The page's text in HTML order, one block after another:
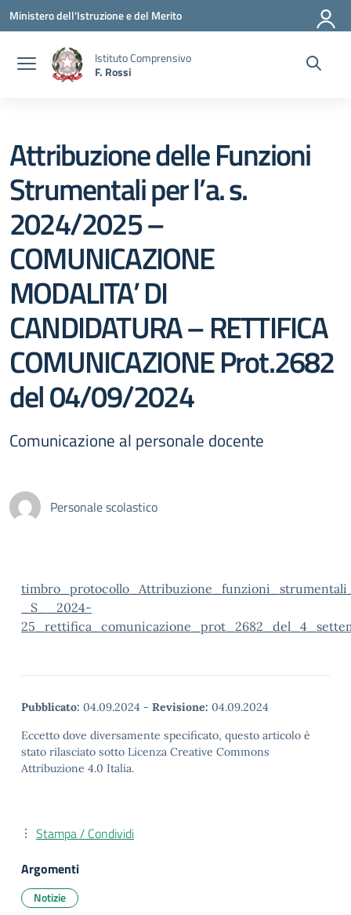
Vai ai contenuti
Vai al menu di navigazione
Vai al footer
Ministero dell'Istruzione e del Merito
Istituto Comprensivo
F. Rossi
Attribuzione delle Funzioni
Strumentali per l’a. s.
2024/2025 –
COMUNICAZIONE
MODALITA’ DI
CANDIDATURA – RETTIFICA
COMUNICAZIONE Prot.2682
del 04/09/2024
Comunicazione al personale docente
Personale scolastico
_S__2024-
Pubblicato: 04.09.2024 - Revisione: 04.09.2024
Eccetto dove diversamente specificato, questo articolo è
stato rilasciato sotto Licenza Creative Commons
Attribuzione 4.0 Italia.
Stampa / Condividi
Argomenti
Notizie